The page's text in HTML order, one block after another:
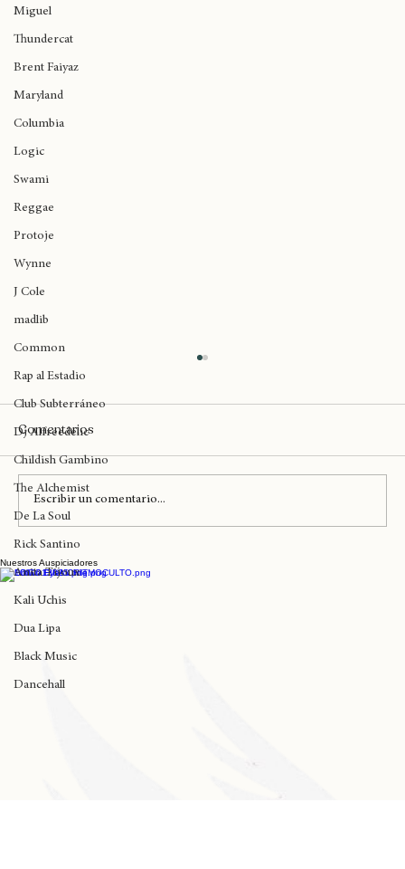
Ab-Soul
Miguel
Thundercat
Brent Faiyaz
Maryland
Columbia
Logic
Swami
Reggae
Protoje
Wynne
J Cole
madlib
Common
Rap al Estadio
Club Subterráneo
Dj Alfreedelic
Childish Gambino
The Alchemist
De La Soul
Rick Santino
Anita Tijoux
Kali Uchis
Dua Lipa
Black Music
Entradas recientes
One Mic Fest en su primera edición
tiempo record
Comentarios
Escribir un comentario...